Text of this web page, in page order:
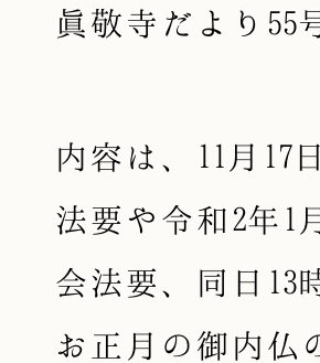
眞敬寺だより55
内容は、11月
法要や令和2年1
会法要、同日13
お正月の御内仏